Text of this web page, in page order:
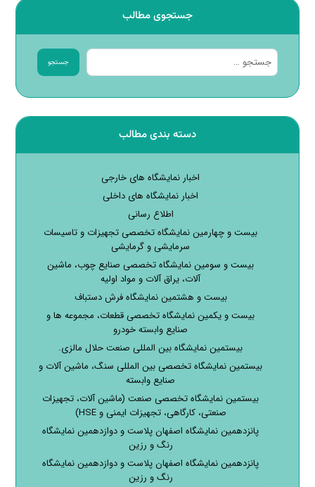
جستجوی مطالب
جستجو
دسته بندی مطالب
اخبار نمایشگاه های خارجی
اخبار نمایشگاه های داخلی
اطلاع رسانی
بیست و چهارمین نمایشگاه تخصصی تجهیزات و تاسیسات
سرمایشی و گرمایشی
بیست و سومین نمایشگاه تخصصی صنایع چوب، ماشین
آلات، یراق آلات و مواد اولیه
بیست و هشتمین نمایشگاه فرش دستباف
بیست و یکمین نمایشگاه تخصصی قطعات، مجموعه ها و
صنایع وابسته خودرو
بیستمین نمایشگاه بین المللی صنعت حلال مالزی.
بیستمین نمایشگاه تخصصی بین المللی سنگ، ماشین آلات و
صنایع وابسته
بیستمین نمایشگاه تخصصی صنعت (ماشین آلات، تجهیزات
صنعتی، کارگاهی، تجهیزات ایمنی و HSE)
پانزدهمین نمایشگاه اصفهان پلاست و دوازدهمین نمایشگاه
رنگ و رزین
پانزدهمین نمایشگاه اصفهان پلاست و دوازدهمین نمایشگاه
رنگ و رزین